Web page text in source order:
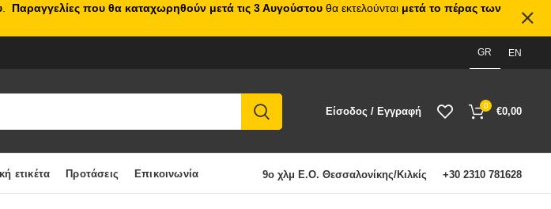
GR EN
Είσοδος / Εγγραφή 0 €0,00
ετικέτα Προτάσεις Επικοινωνία 9ο χλμ Ε.Ο. Θεσσαλονίκης/Κιλκίς +30 2310 781628
Παραγγελίες που θα καταχωρηθούν μετά τις 3 Αυγούστου θα εκτελούνται μετά το πέρας των